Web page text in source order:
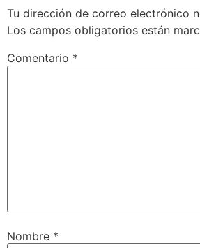
Tu dirección de correo electrónico
Los campos obligatorios están
Comentario *
Nombre *